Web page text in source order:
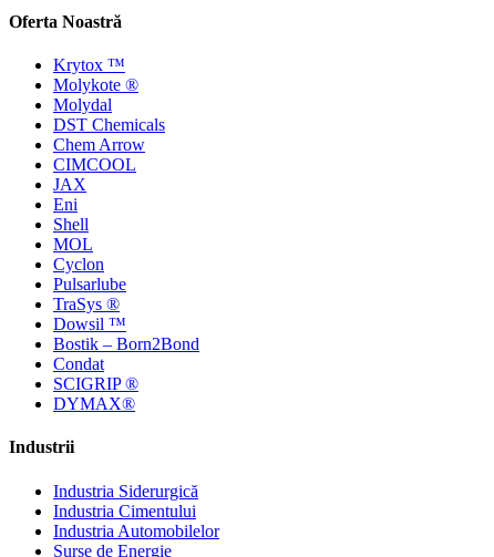
Oferta Noastră
Krytox ™
Molykote ®
Molydal
DST Chemicals
Chem Arrow
CIMCOOL
JAX
Eni
Shell
MOL
Cyclon
Pulsarlube
TraSys ®
Dowsil ™
Bostik – Born2Bond
Condat
SCIGRIP ®
DYMAX®
Industrii
Industria Siderurgică
Industria Cimentului
Industria Automobilelor
Surse de Energie